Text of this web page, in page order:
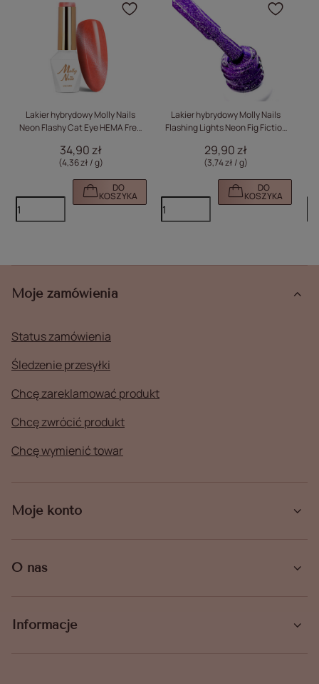
Lakier hybrydowy Molly Nails
Neon Flashy Cat Eye HEMA Free
34,90 zł
(4,36 zł / g)
DO
KOSZYKA
Kliknij, aby dodać
Lakier hybrydowy Molly Nails
Flashing Lights Neon Fig Fiction
29,90 zł
(3,74 zł / g)
DO
KOSZYKA
Moje zamówienia
Status zamówienia
Śledzenie przesyłki
Chcę zareklamować produkt
Chcę zwrócić produkt
Chcę wymienić towar
Moje konto
O nas
Informacje